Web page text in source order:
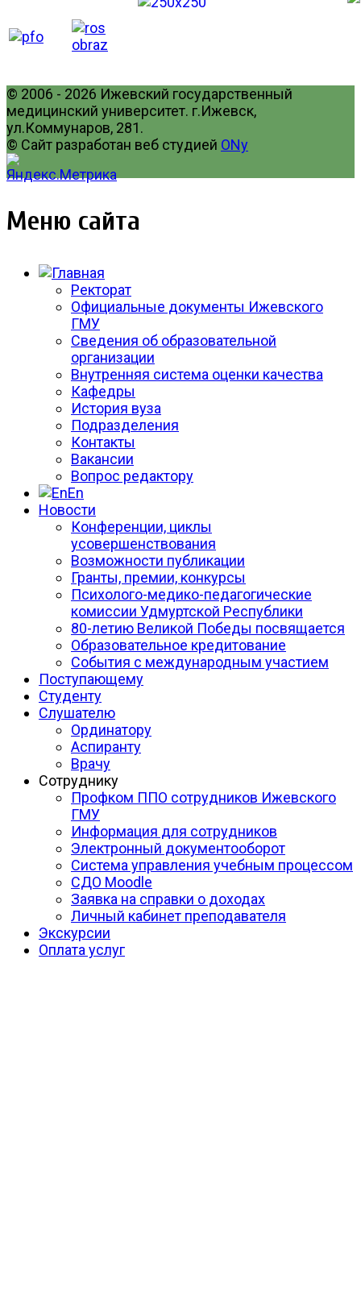
© 2006 - 2026 Ижевский государственный
медицинский университет. г.Ижевск,
ул.Коммунаров, 281.
© Сайт разработан веб студией ONy
Меню сайта
Ректорат
Официальные документы Ижевского
ГМУ
Сведения об образовательной
организации
Внутренняя система оценки качества
Кафедры
История вуза
Подразделения
Контакты
Вакансии
Вопрос редактору
En
Новости
Конференции, циклы
усовершенствования
Возможности публикации
Гранты, премии, конкурсы
Психолого-медико-педагогические
комиссии Удмуртской Республики
80-летию Великой Победы посвящается
Образовательное кредитование
События с международным участием
Поступающему
Студенту
Слушателю
Ординатору
Аспиранту
Врачу
Сотруднику
Профком ППО сотрудников Ижевского
ГМУ
Информация для сотрудников
Электронный документооборот
Система управления учебным процессом
СДО Moodle
Заявка на справки о доходах
Личный кабинет преподавателя
Экскурсии
Оплата услуг